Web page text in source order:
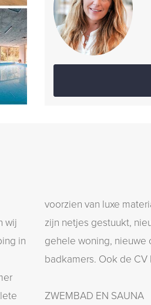
wij
in
voorzien van luxe
zijn netjes gestuukt,
gehele woning,
badkamers. Ook de CV
ZWEMBAD EN SAUNA